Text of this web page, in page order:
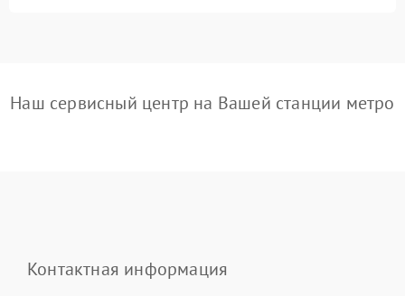
Наш сервисный центр на Вашей станции метро
Контактная информация